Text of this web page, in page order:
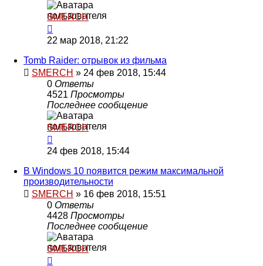
SMERCH
22 мар 2018, 21:22
Tomb Raider: отрывок из фильма
SMERCH » 24 фев 2018, 15:44
0 Ответы
4521 Просмотры
Последнее сообщение
SMERCH
24 фев 2018, 15:44
В Windows 10 появится режим максимальной
производительности
SMERCH » 16 фев 2018, 15:51
0 Ответы
4428 Просмотры
Последнее сообщение
SMERCH